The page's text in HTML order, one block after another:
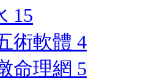
15
術軟體 4
命理網 5